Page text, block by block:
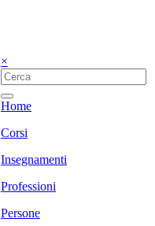
×
Home
Corsi
Insegnamenti
Professioni
Persone